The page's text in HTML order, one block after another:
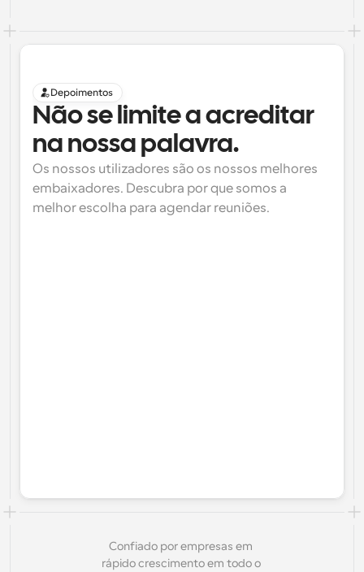
Depoimentos
Não se limite a acreditar
na nossa palavra.
Os nossos utilizadores são os nossos melhores
embaixadores. Descubra por que somos a
melhor escolha para agendar reuniões.
Confiado por empresas em
rápido crescimento em todo o